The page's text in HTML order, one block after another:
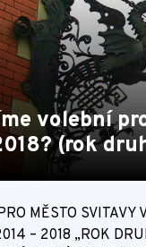
volební
(rok
MĚSTO SVITAVY
– 2018 „ROK